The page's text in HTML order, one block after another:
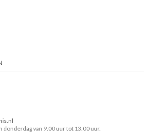
donderdag van 9.00 uur tot 13.00 uur.